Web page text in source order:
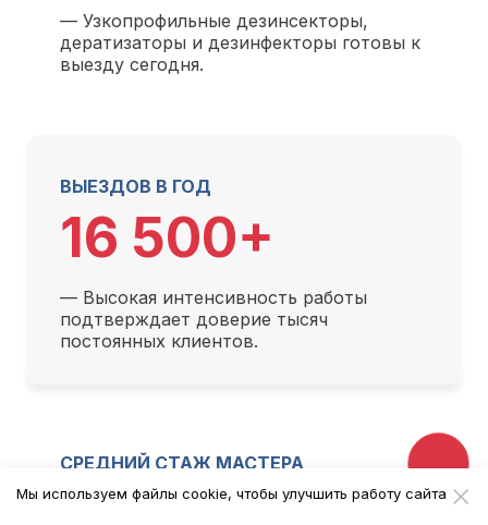
— Узкопрофильные дезинсекторы,
дератизаторы и дезинфекторы готовы к
выезду сегодня.
ВЫЕЗДОВ В ГОД
16 500+
— Высокая интенсивность работы
подтверждает доверие тысяч
постоянных клиентов.
СРЕДНИЙ СТАЖ МАСТЕРА
Мы используем файлы cookie, чтобы улучшить работу сайта